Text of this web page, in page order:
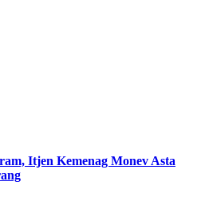
Itjen Kemenag Monev Asta